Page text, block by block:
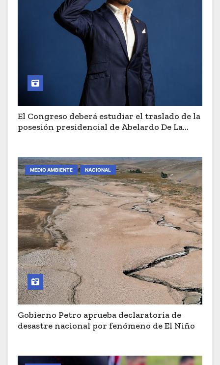
El Congreso deberá estudiar el traslado de la
posesión presidencial de Abelardo De La
MEDIO AMBIENTE NACIONAL
Gobierno Petro aprueba declaratoria de
desastre nacional por fenómeno de El Niño